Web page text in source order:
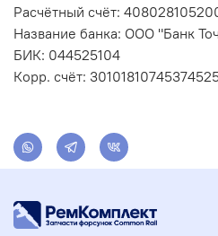
Расчётный счёт:
Название банка: ООО "Банк
БИК: 044525104
Корр. счёт: